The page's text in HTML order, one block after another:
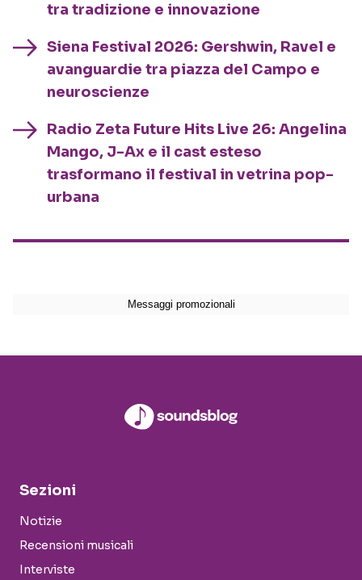
tra tradizione e innovazione
Siena Festival 2026: Gershwin, Ravel e
avanguardie tra piazza del Campo e
neuroscienze
Radio Zeta Future Hits Live 26: Angelina
Mango, J-Ax e il cast esteso
trasformano il festival in vetrina pop-
urbana
Sezioni
Notizie
Recensioni musicali
Interviste